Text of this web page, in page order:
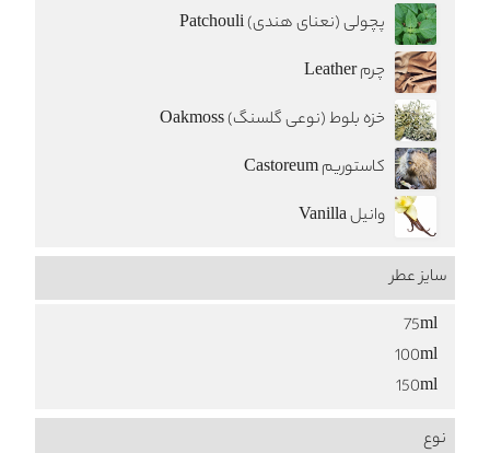
پچولی (نعنای هندی) Patchouli
چرم Leather
خزه بلوط (نوعی گلسنگ) Oakmoss
کاستوریم Castoreum
وانیل Vanilla
سایز عطر
75ml
100ml
150ml
نوع